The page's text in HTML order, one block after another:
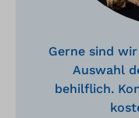
Gerne sind
Auswahl
behilflich.